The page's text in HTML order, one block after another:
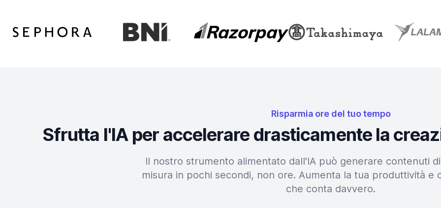
Risparmia ore del tuo tempo
Sfrutta l'IA per accelerare drasticamente la
Il nostro strumento alimentato dall'IA può generare contenuti
misura in pochi secondi, non ore. Aumenta la tua produttività e
che conta davvero.